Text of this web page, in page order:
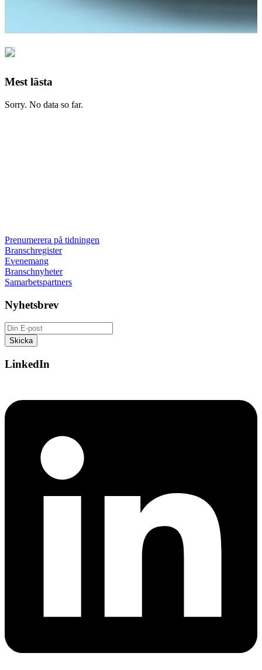
Mest lästa
Sorry. No data so far.
Prenumerera på tidningen
Branschregister
Evenemang
Branschnyheter
Samarbetspartners
Nyhetsbrev
LinkedIn